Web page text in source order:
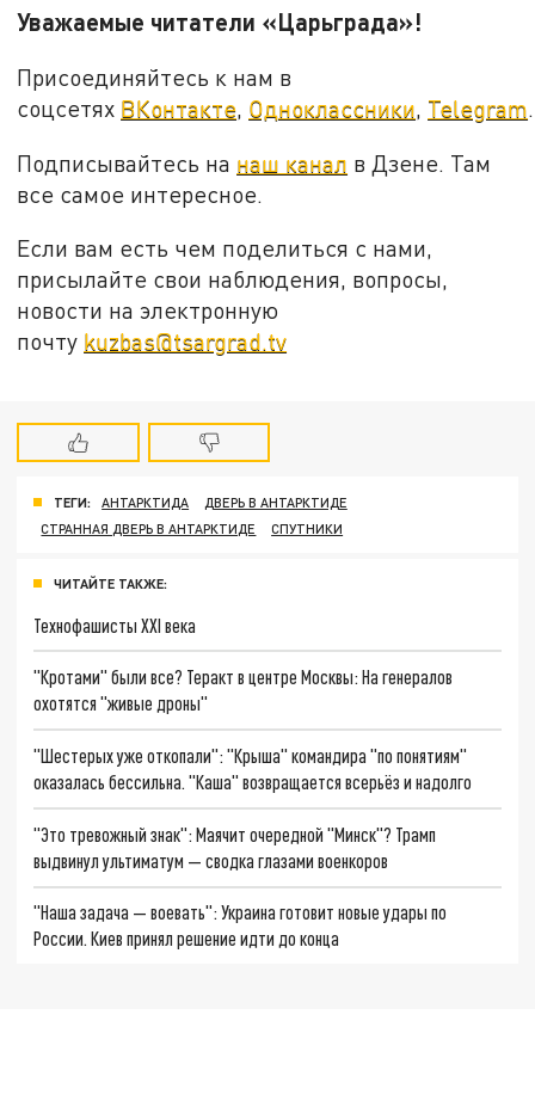
Уважаемые читатели «Царьграда»!
Присоединяйтесь к нам в
соцсетях ВКонтакте, Одноклассники, Telegram.
Подписывайтесь на наш канал в Дзене. Там
все самое интересное.
Если вам есть чем поделиться с нами,
присылайте свои наблюдения, вопросы,
новости на электронную
почту kuzbas@tsargrad.tv
ТЕГИ: АНТАРКТИДА
ДВЕРЬ В АНТАРКТИДЕ
СТРАННАЯ ДВЕРЬ В АНТАРКТИДЕ
СПУТНИКИ
ЧИТАЙТЕ ТАКЖЕ:
Технофашисты XXI века
"Кротами" были все? Теракт в центре Москвы: На генералов
охотятся "живые дроны"
"Шестерых уже откопали": "Крыша" командира "по понятиям"
оказалась бессильна. "Каша" возвращается всерьёз и надолго
"Это тревожный знак": Маячит очередной "Минск"? Трамп
выдвинул ультиматум — сводка глазами военкоров
"Наша задача — воевать": Украина готовит новые удары по
России. Киев принял решение идти до конца